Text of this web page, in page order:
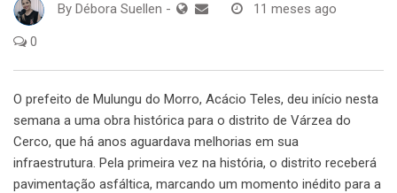
By Débora Suellen - 11 meses ago
0
O prefeito de Mulungu do Morro, Acácio Teles, deu início nesta
semana a uma obra histórica para o distrito de Várzea do
Cerco, que há anos aguardava melhorias em sua
infraestrutura. Pela primeira vez na história, o distrito receberá
pavimentação asfáltica, marcando um momento inédito para a